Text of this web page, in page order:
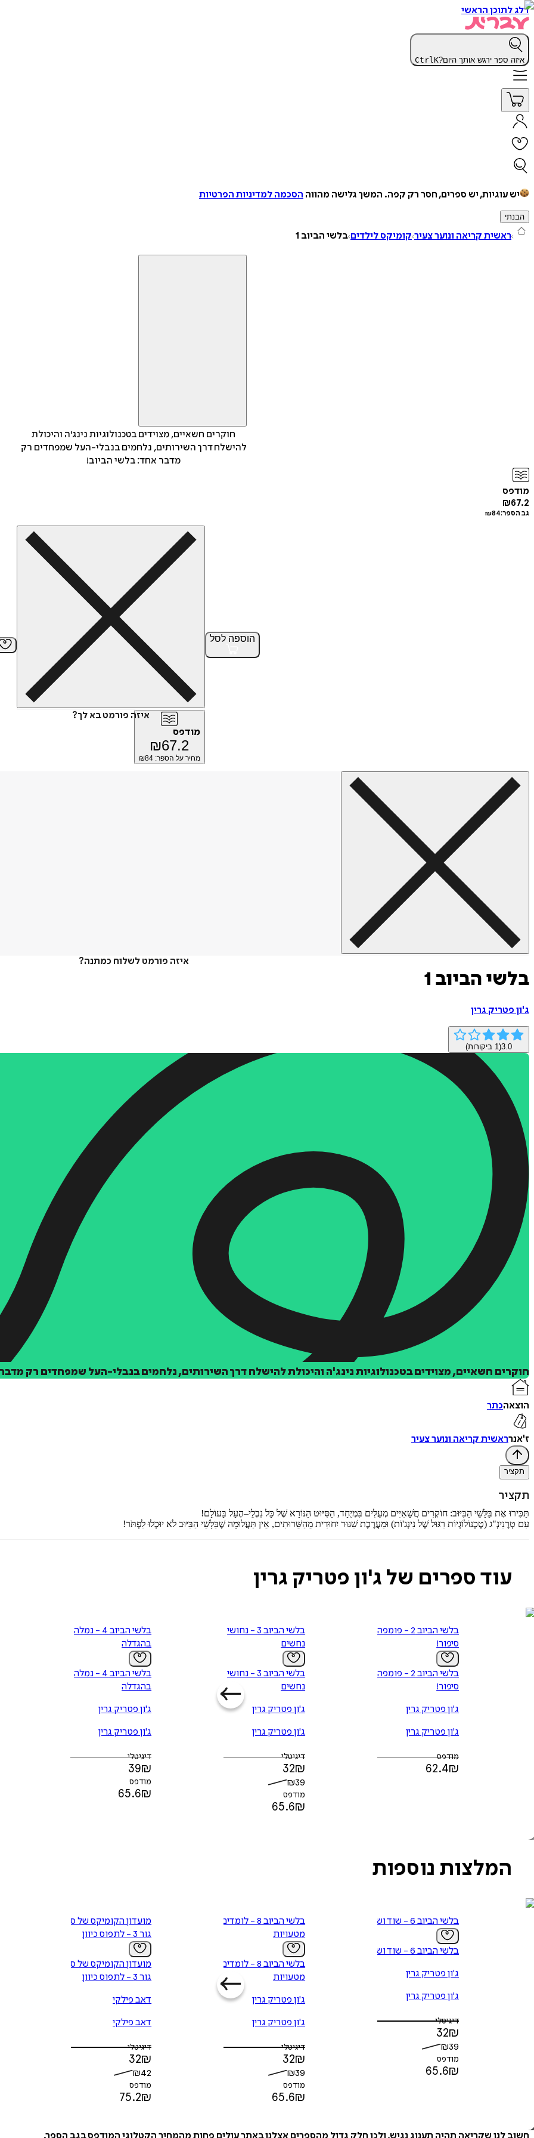
דלג לתוכן הראשי
איזה ספר ירגש אותך היום? CtrlK
יש עוגיות, יש ספרים, חסר רק קפה. המשך גלישה מהווה הסכמה למדיניות הפרטיות
הבנתי
ראשית קריאה ונוער צעיר קומיקס לילדים בלשי הביוב 1
חוקרים חשאיים, מצוידים בטכנולוגיות נינג'ה והיכולת
להישלח דרך השירותים, נלחמים בנבלי-העל שמפחדים רק
מדבר אחד: בלשי הביוב!
מודפס
₪67.2
גב הספר: ₪84
הוספה לסל
איזה פורמט בא לך?
מודפס
₪67.2
מחיר על הספר: ₪84
איזה פורמט לשלוח כמתנה?
הוספה
בלשי הביוב 1
ג'ון פטריק גרין
3.0
(
1 ביקורות)
חוקרים חשאיים, מצוידים בטכנולוגיות נינג'ה והיכולת להישלח דרך השירותים, נלחמים בנבלי-העל שמפחדים רק
הוצאהכתר
ז'אנרראשית קריאה ונוער צעיר
תקציר
תקציר
תַּכִּירוּ‭ ‬אֶת‭ ‬בַּלָּשֵׁי‭ ‬הַבִּיּוּב‭:‬ חוֹקְרִים‭ ‬חֲשָׁאִיִּים‭ ‬מְעֻלִּים‭ ‬בִּמְיֻחָד‭,‬ הַסִּיּוּט‭ ‬הַנּוֹרָא‭ ‬שֶׁל‭ ‬כָּל‭ ‬נִבְלֵי–הֶעָל‭ ‬בָּעוֹלָם‭!‬
עִם‭ ‬טְרֶנִינְ‭"‬ג‭ ‬(טֶכְנוֹלוֹגְיוֹת‭ ‬רִגּוּל‭ ‬שֶׁל‭ ‬נִינְג‭'‬וֹת)‭ ‬וּמַעֲרֶכֶת‭ ‬שִׁגּוּר‭ ‬יִחוּדִית‭ ‬מֵהַשֵּׁרוּתִים‭,‬ אֵין‭ ‬תַּעֲלוּמָה‭ ‬שֶׁבַּלָּשֵׁי‭ ‬הַבִּיּוּב‭ ‬לֹא‭ ‬יוּכְלוּ‭ ‬לִפְתֹּר‭!‬
עוד ספרים של ג'ון פטריק גרין
בלשי הביוב 2 - פומפה של
סיפור!
בלשי הביוב 2 - פומפה של
סיפור!
ג'ון פטריק גרין
ג'ון פטריק גרין
מודפס
62.4₪
בלשי הביוב 3 - נחושי
נחשים
בלשי הביוב 3 - נחושי
נחשים
ג'ון פטריק גרין
ג'ון פטריק גרין
דיגיטלי
32₪
₪39
מודפס
65.6₪
בלשי הביוב 4 - נמלה
בהגדלה
בלשי הביוב 4 - נמלה
בהגדלה
ג'ון פטריק גרין
ג'ון פטריק גרין
דיגיטלי
39₪
מודפס
65.6₪
המלצות נוספות
בלשי הביוב 6 - שוד ושבר
בלשי הביוב 6 - שוד ושבר
ג'ון פטריק גרין
ג'ון פטריק גרין
דיגיטלי
32₪
₪39
מודפס
65.6₪
בלשי הביוב 8 - לומדים
מטעויות
בלשי הביוב 8 - לומדים
מטעויות
ג'ון פטריק גרין
ג'ון פטריק גרין
דיגיטלי
32₪
₪39
מודפס
65.6₪
מועדון הקומיקס של סופר
גור 3 - לתפוס כיוון
מועדון הקומיקס של סופר
גור 3 - לתפוס כיוון
דאב פילקי
דאב פילקי
דיגיטלי
32₪
₪42
מודפס
75.2₪